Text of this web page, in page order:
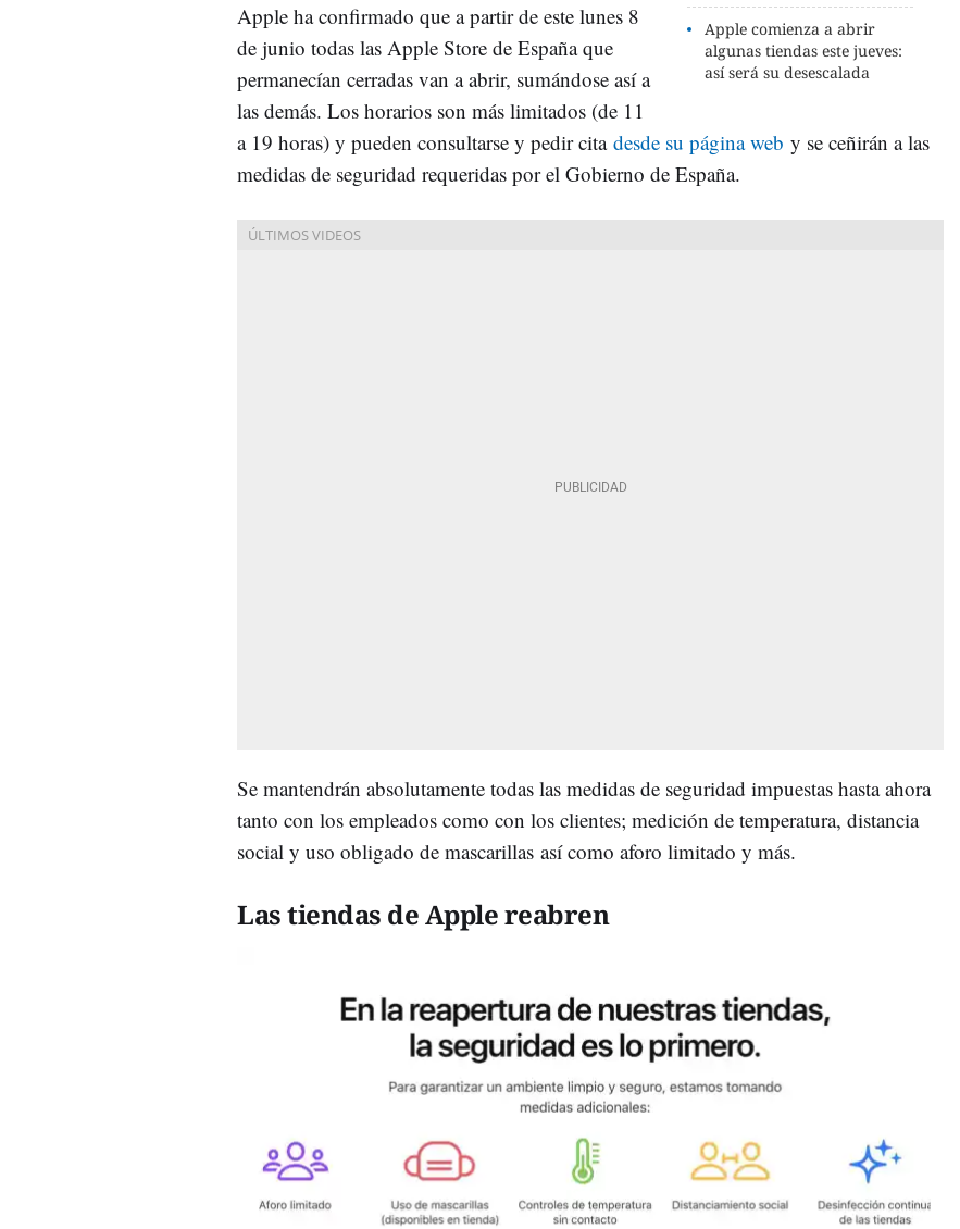
Apple comienza a abrir
algunas tiendas este jueves:
así será su desescalada
Apple ha confirmado que a partir de este lunes 8
de junio todas las Apple Store de España que
permanecían cerradas van a abrir, sumándose así a
las demás. Los horarios son más limitados (de 11
a 19 horas) y pueden consultarse y pedir cita desde su página web y se ceñirán a las
medidas de seguridad requeridas por el Gobierno de España.
Se mantendrán absolutamente todas las medidas de seguridad impuestas hasta ahora
tanto con los empleados como con los clientes; medición de temperatura, distancia
social y uso obligado de mascarillas así como aforo limitado y más.
Las tiendas de Apple reabren